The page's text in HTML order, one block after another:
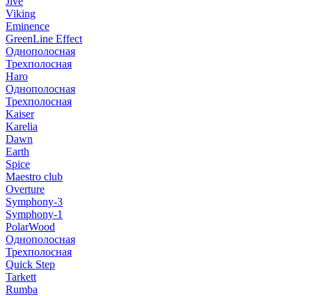
Viking
Eminence
GreenLine Effect
Однополосная
Трехполосная
Haro
Однополосная
Трехполосная
Kaiser
Karelia
Dawn
Earth
Spice
Maestro club
Overture
Symphony-3
Symphony-1
PolarWood
Однополосная
Трехполосная
Quick Step
Tarkett
Rumba